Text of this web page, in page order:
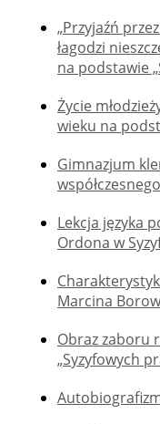
„Przyjaźń
łagodzi
na podstawie
Życie
wieku na
Gimnazjum
Lekcja języka
Ordona w
Marcina
Obraz zaboru
„Syzyfowych